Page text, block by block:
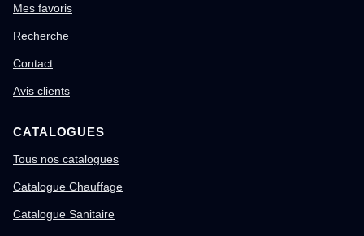
Mes favoris
Recherche
Contact
Avis clients
CATALOGUES
Tous nos catalogues
Catalogue Chauffage
Catalogue Sanitaire